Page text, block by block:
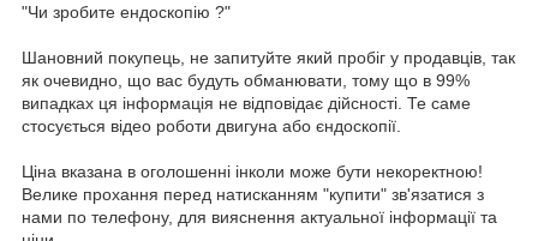
"Чи зробите ендоскопію ?"
Шановний покупець, не запитуйте який пробіг у продавців, так
як очевидно, що вас будуть обманювати, тому що в 99%
випадках ця інформація не відповідає дійсності. Те саме
стосується відео роботи двигуна або єндоскопії.
Ціна вказана в оголошенні інколи може бути некоректною!
Велике прохання перед натисканням "купити" зв'язатися з
нами по телефону, для вияснення актуальної інформації та